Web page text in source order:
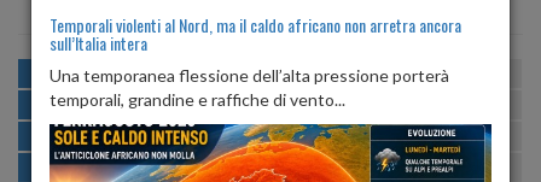
MATTINA min:23º max:30º U:
POMERIGGIO min:30º max:31º
SERA min:26º max:32º U:61% 74%
NOTTE min: 23º max:26º U:84%
Temporali violenti al Nord, ma il caldo africano non arretra ancora
sull’Italia intera
Una temporanea flessione dell’alta pressione porterà
temporali, grandine e raffiche di vento...